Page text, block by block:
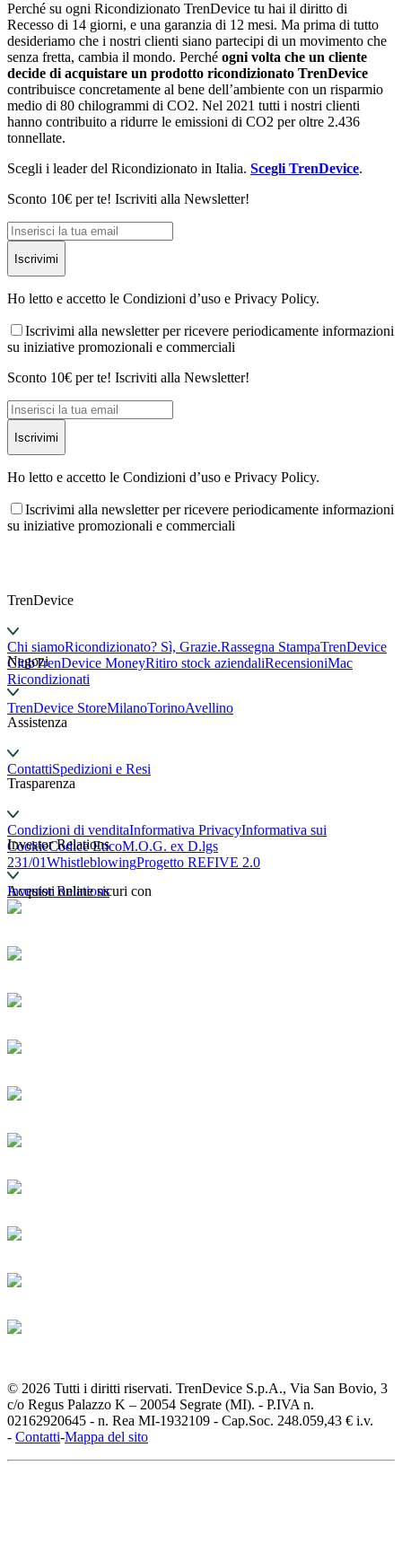
Perché su ogni Ricondizionato TrenDevice tu hai il diritto di
Recesso di 14 giorni, e una garanzia di 12 mesi. Ma prima di tutto
desideriamo che i nostri clienti siano partecipi di un movimento che
senza fretta, cambia il mondo. Perché ogni volta che un cliente
decide di acquistare un prodotto ricondizionato TrenDevice
contribuisce concretamente al bene dell’ambiente con un risparmio
medio di 80 chilogrammi di CO2. Nel 2021 tutti i nostri clienti
hanno contribuito a ridurre le emissioni di CO2 per oltre 2.436
tonnellate.
Scegli i leader del Ricondizionato in Italia. Scegli TrenDevice.
Sconto 10€ per te! Iscriviti alla Newsletter!
Iscrivimi
Ho letto e accetto le Condizioni d’uso e Privacy Policy.
Iscrivimi alla newsletter per ricevere periodicamente informazioni
su iniziative promozionali e commerciali
Sconto 10€ per te! Iscriviti alla Newsletter!
Iscrivimi
Ho letto e accetto le Condizioni d’uso e Privacy Policy.
Iscrivimi alla newsletter per ricevere periodicamente informazioni
su iniziative promozionali e commerciali
TrenDevice
Chi siamoRicondizionato? Sì, Grazie.Rassegna StampaTrenDevice
ClubTrenDevice MoneyRitiro stock aziendaliRecensioniMac
Ricondizionati
Negozi
TrenDevice StoreMilanoTorinoAvellino
Assistenza
ContattiSpedizioni e Resi
Trasparenza
Condizioni di venditaInformativa PrivacyInformativa sui
CookieCodice EticoM.O.G. ex D.lgs
231/01WhistleblowingProgetto REFIVE 2.0
Investor Relations
Investor Relations
Acquisti online sicuri con
© 2026 Tutti i diritti riservati. TrenDevice S.p.A., Via San Bovio, 3
c/o Regus Palazzo K – 20054 Segrate (MI). - P.IVA n.
02162920645 - n. Rea MI-1932109 - Cap.Soc. 248.059,43 € i.v.
- Contatti-Mappa del sito